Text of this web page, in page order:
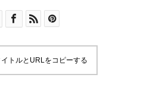
シャンブレーシャツのご紹
でもオリジナルの雰囲気を
トルとURLをコピーする